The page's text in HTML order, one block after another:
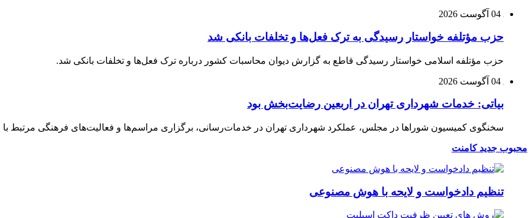
04 آگوست 2026
حزب مؤتلفه خواستار رسیدگی به ترک فعل‌ها و تخلفات بانکی شد
حزب مؤتلفه اسلامی خواستار رسیدگی قاطع به گزارش دیوان محاسبات کشور درباره ترک فعل‌ها و تخلفات بانکی شد.
04 آگوست 2026
بیاتی: خدمات شهرداری تهران در اربعین رضایت‌بخش بود
سخنگوی کمیسیون شوراها در مجلس، عملکرد شهرداری تهران در خدمات‌رسانی، برگزاری مراسم‌ها و فعالیت‌های فرهنگی مرتبط با
محبوب جدیدکامنت
تنظیم دادخواست و لایحه با هوش مصنوعی